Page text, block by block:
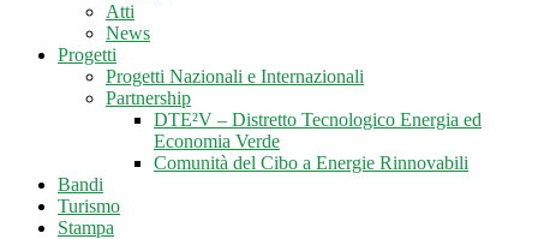
Atti
News
Progetti
Progetti Nazionali e Internazionali
Partnership
DTE²V – Distretto Tecnologico Energia ed
Economia Verde
Comunità del Cibo a Energie Rinnovabili
Bandi
Turismo
Stampa